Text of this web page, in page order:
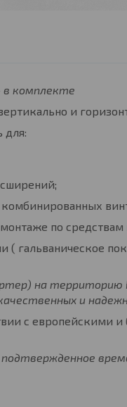
в комплекте
и
для:
по средствам
( гальваническое
на территорию
и
с европейскими и